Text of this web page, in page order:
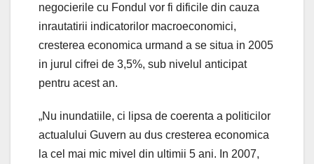
negocierile cu Fondul vor fi dificile din cauza
inrautatirii indicatorilor macroeconomici,
cresterea economica urmand a se situa in 2005
in jurul cifrei de 3,5%, sub nivelul anticipat
pentru acest an.
„Nu inundatiile, ci lipsa de coerenta a politicilor
actualului Guvern au dus cresterea economica
la cel mai mic mivel din ultimii 5 ani. In 2007,